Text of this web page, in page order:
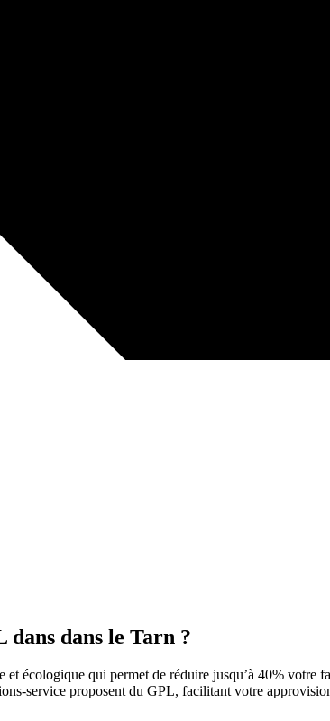
dans le Tarn ?
écologique qui permet de réduire jusqu’à 40% votre
service proposent du GPL, facilitant votre